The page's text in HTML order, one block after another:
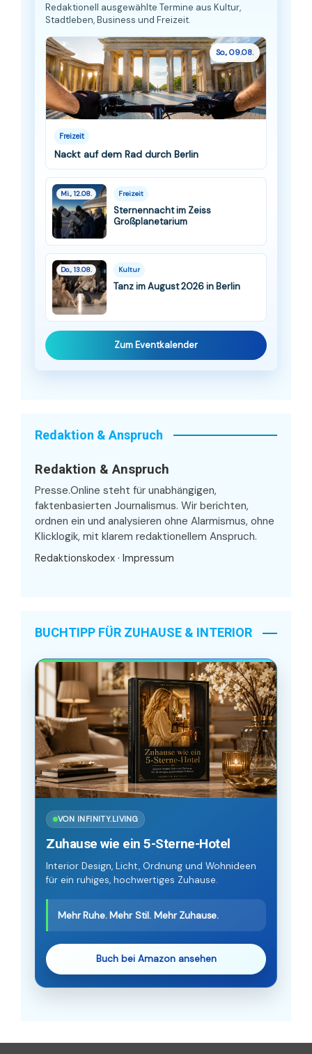
Redaktionell ausgewählte Termine aus Kultur,
Stadtleben, Business und Freizeit.
So., 09.08.
Freizeit
Nackt auf dem Rad durch Berlin
Mi., 12.08. Freizeit
Sternennacht im Zeiss
Großplanetarium
Do., 13.08. Kultur
Tanz im August 2026 in Berlin
Zum Eventkalender
Redaktion & Anspruch
Redaktion & Anspruch
Presse.Online steht für unabhängigen,
faktenbasierten Journalismus. Wir berichten,
ordnen ein und analysieren ohne Alarmismus, ohne
Klicklogik, mit klarem redaktionellem Anspruch.
Redaktionskodex · Impressum
BUCHTIPP FÜR ZUHAUSE & INTERIOR
VON INFINITY.LIVING
Zuhause wie ein 5-Sterne-Hotel
Interior Design, Licht, Ordnung und Wohnideen
für ein ruhiges, hochwertiges Zuhause.
Mehr Ruhe. Mehr Stil. Mehr Zuhause.
Buch bei Amazon ansehen